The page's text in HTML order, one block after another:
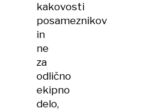
kakovosti
posameznikov
in
ne
za
odlično
ekipno
delo,